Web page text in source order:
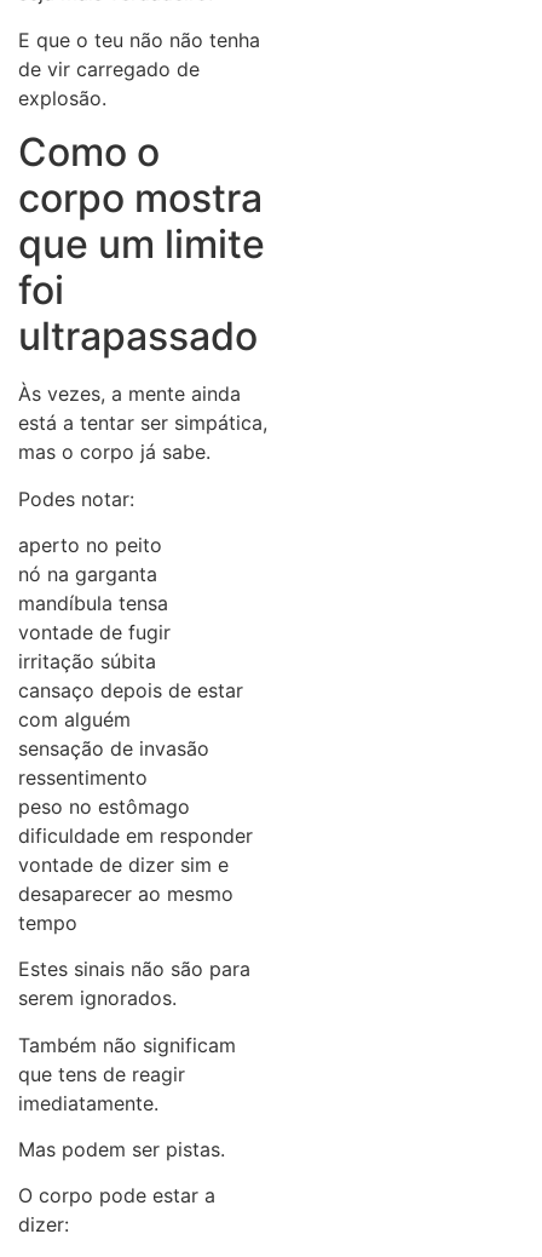
E que o teu não não tenha
de vir carregado de
explosão.
Como o
corpo mostra
que um limite
foi
ultrapassado
Às vezes, a mente ainda
está a tentar ser simpática,
mas o corpo já sabe.
Podes notar:
aperto no peito
nó na garganta
mandíbula tensa
vontade de fugir
irritação súbita
cansaço depois de estar
com alguém
sensação de invasão
ressentimento
peso no estômago
dificuldade em responder
vontade de dizer sim e
desaparecer ao mesmo
tempo
Estes sinais não são para
serem ignorados.
Também não significam
que tens de reagir
imediatamente.
Mas podem ser pistas.
O corpo pode estar a
dizer: